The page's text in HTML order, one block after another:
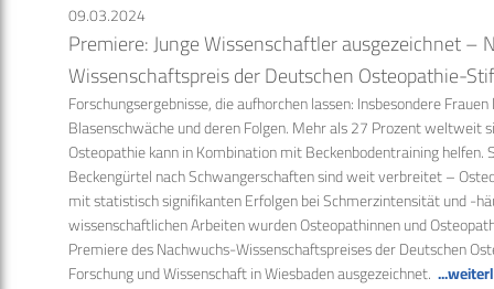
09.03.2024
Premiere: Junge Wissenschaftler ausgezeichnet –
Wissenschaftspreis der Deutschen Osteopathie-
Forschungsergebnisse, die aufhorchen lassen: Insbesondere
Blasenschwäche und deren Folgen. Mehr als 27 Prozent weltweit
Osteopathie kann in Kombination mit Beckenbodentraining helfen.
Beckengürtel nach Schwangerschaften sind weit verbreitet –
mit statistisch signifikanten Erfolgen bei Schmerzintensität und -
wissenschaftlichen Arbeiten wurden Osteopathinnen und
Premiere des Nachwuchs-Wissenschaftspreises der Deutschen
Forschung und Wissenschaft in Wiesbaden ausgezeichnet.